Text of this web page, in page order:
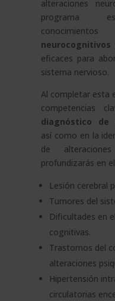
alteraciones
programa
neurocognitivos
eficaces para
sistema nervioso.
Al completar esta
competencias
diagnóstico de
así como en la
de
profundizarás en
Lesión cerebral
Tumores del
Dificultades en
cognitivas.
Trastornos del
alteraciones
Hipertensión
circulatorias